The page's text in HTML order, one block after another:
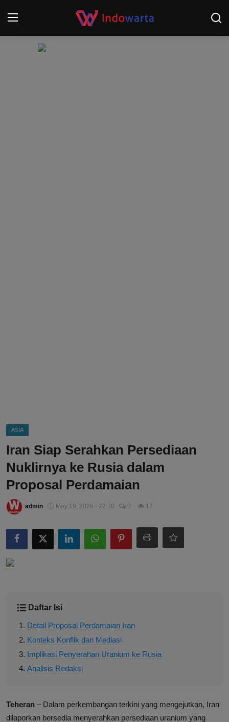
ASIA
Iran Siap Serahkan Persediaan
Nuklirnya ke Rusia dalam
Proposal Perdamaian
admin May 19, 2026 - 22:10 0 17
Daftar Isi
Detail Proposal Perdamaian Iran
Konteks Konflik dan Mediasi
Implikasi Penyerahan Uranium ke Rusia
Analisis Redaksi
Teheran – Dalam perkembangan terkini yang mengejutkan, Iran
dilaporkan bersedia menyerahkan persediaan uranium yang